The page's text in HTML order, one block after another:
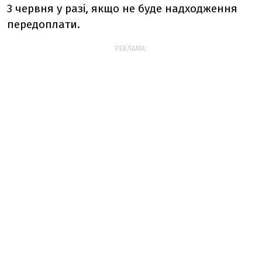
3 червня у разі, якщо не буде надходження
передоплати.
РЕКЛАМА: